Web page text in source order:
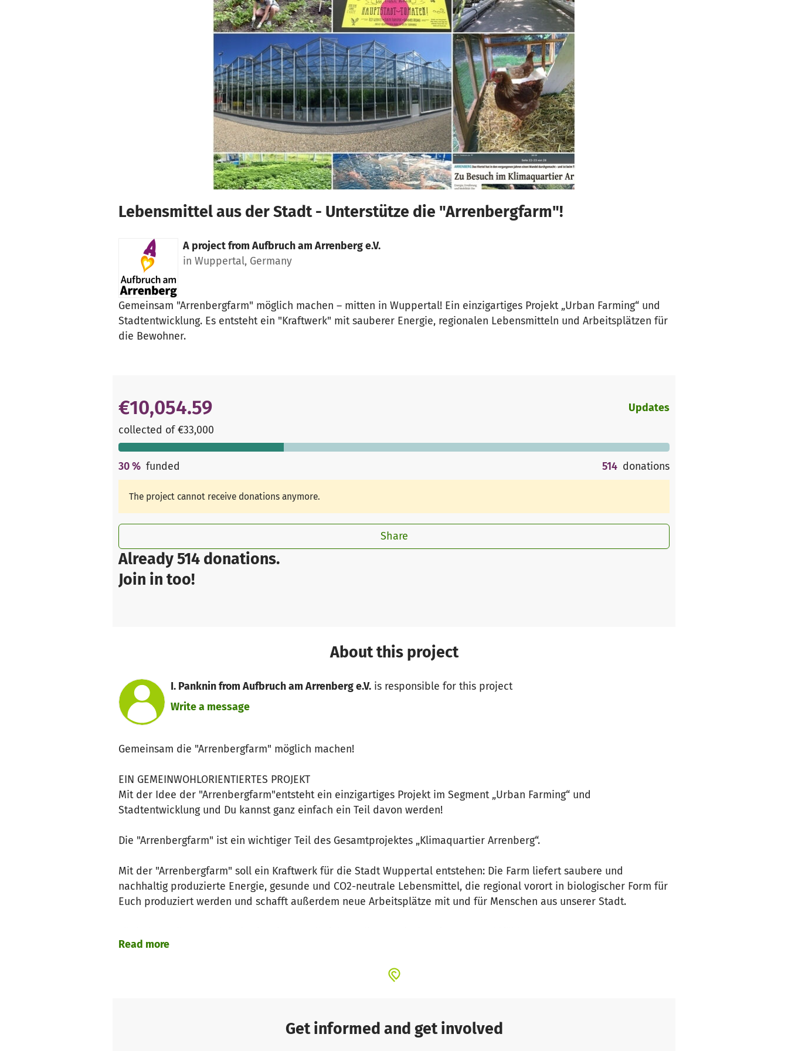
Lebensmittel aus der Stadt - Unterstütze die "Arrenbergfarm"!
A project from Aufbruch am Arrenberg e.V.
in Wuppertal, Germany
Gemeinsam "Arrenbergfarm" möglich machen – mitten in Wuppertal! Ein einzigartiges Projekt „Urban Farming“ und
Stadtentwicklung. Es entsteht ein "Kraftwerk" mit sauberer Energie, regionalen Lebensmitteln und Arbeitsplätzen für
die Bewohner.
Already 514 donations.
Join in too!
€10,054.59
collected of €33,000
Updates
30% funded 514 donations
The project cannot receive donations anymore.
Share
About this project
I. Panknin from Aufbruch am Arrenberg e.V.is responsible for this project
Write a message
Gemeinsam die "Arrenbergfarm" möglich machen!
EIN GEMEINWOHLORIENTIERTES PROJEKT
Mit der Idee der "Arrenbergfarm"entsteht ein einzigartiges Projekt im Segment „Urban Farming“ und
Stadtentwicklung und Du kannst ganz einfach ein Teil davon werden!
Die "Arrenbergfarm" ist ein wichtiger Teil des Gesamtprojektes „Klimaquartier Arrenberg“.
Mit der "Arrenbergfarm" soll ein Kraftwerk für die Stadt Wuppertal entstehen: Die Farm liefert saubere und
nachhaltig produzierte Energie, gesunde und CO2-neutrale Lebensmittel, die regional vorort in biologischer Form für
Euch produziert werden und schafft außerdem neue Arbeitsplätze mit und für Menschen aus unserer Stadt.
Dazu könnten verschiedene Elemente entstehen, wie:
• Die Aquaponicfarm: Eine Kombination aus Fischzucht und dem Anbau von Gemüse – so wird eine ganzjährige
• Die Brauerei: Das Bier der "Arrenbergfarm" wird ein regionaler Verkaufsschlager.
• Die Destillerie: Neben Schnäpsen entstehen auch hier zahlreiche Arbeitsplätze.
Read more
Get informed and get involved